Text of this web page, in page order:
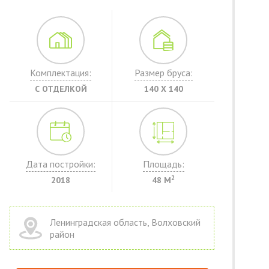
Комплектация:
С ОТДЕЛКОЙ
Размер бруса:
140 Х 140
Дата постройки:
2018
Площадь:
48 М2
Ленинградская область, Волховский
район